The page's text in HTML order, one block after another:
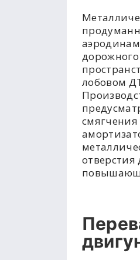
лобовом
отверстия